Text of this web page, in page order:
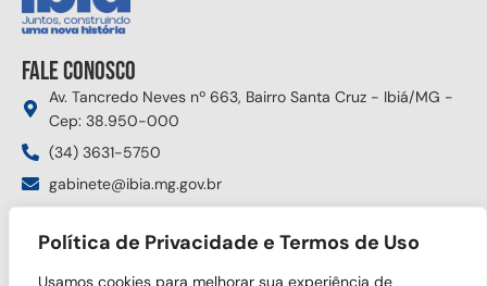
Política de Privacidade e Termos de Uso
Usamos cookies para melhorar sua experiência de
Fale conosco
Av. Tancredo Neves nº 663, Bairro Santa Cruz - Ibiá/MG -
Cep: 38.950-000
(34) 3631-5750
gabinete@ibia.mg.gov.br